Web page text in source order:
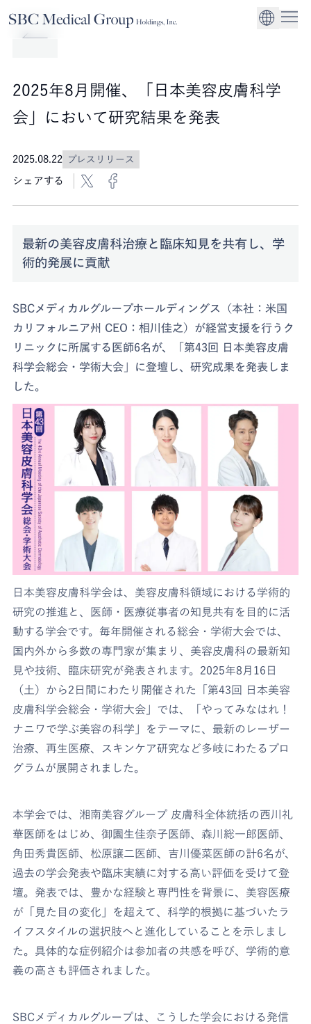
Company
Service
法人事業
Sustainability
ガバナンス
2025年8月開催、「日本美容皮膚科学
会」において研究結果を発表
2025.08.22 プレスリリース
シェアする
最新の美容皮膚科治療と臨床知見を共有し、学
術的発展に貢献
SBCメディカルグループホールディングス（本社：米国
カリフォルニア州 CEO：相川佳之）が経営支援を行うク
リニックに所属する医師6名が、「第43回 日本美容皮膚
科学会総会・学術大会」に登壇し、研究成果を発表しま
した。
日本美容皮膚科学会は、美容皮膚科領域における学術的
研究の推進と、医師・医療従事者の知見共有を目的に活
動する学会です。毎年開催される総会・学術大会では、
国内外から多数の専門家が集まり、美容皮膚科の最新知
見や技術、臨床研究が発表されます。2025年8月16日
（土）から2日間にわたり開催された「第43回 日本美容
皮膚科学会総会・学術大会」では、「やってみなはれ！
ナニワで学ぶ美容の科学」をテーマに、最新のレーザー
治療、再生医療、スキンケア研究など多岐にわたるプロ
グラムが展開されました。
本学会では、湘南美容グループ 皮膚科全体統括の西川礼
華医師をはじめ、御園生佳奈子医師、森川総一郎医師、
角田秀貴医師、松原譲二医師、吉川優菜医師の計6名が、
過去の学会発表や臨床実績に対する高い評価を受けて登
壇。発表では、豊かな経験と専門性を背景に、美容医療
が「見た目の変化」を超えて、科学的根拠に基づいたラ
イフスタイルの選択肢へと進化していることを示しまし
た。具体的な症例紹介は参加者の共感を呼び、学術的意
義の高さも評価されました。
SBCメディカルグループは、こうした学会における発信